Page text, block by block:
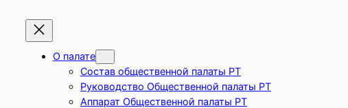
О палате
Состав общественной палаты РТ
Руководство Общественной палаты РТ
Аппарат Общественной палаты РТ